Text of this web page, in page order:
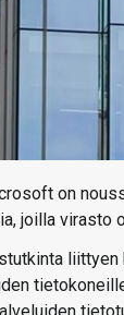
on
joilla virasto
liittyen